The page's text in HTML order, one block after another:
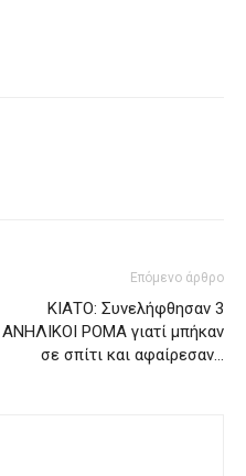
Επόμενο άρθρο
ΚΙΑΤΟ: Συνελήφθησαν 3
ΑΝΗΛΙΚΟΙ ΡΟΜΑ γιατί μπήκαν
σε σπίτι και αφαίρεσαν…